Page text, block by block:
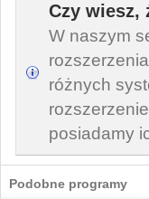
Czy wiesz,
W naszym
różnych
posiadamy
Podobne programy